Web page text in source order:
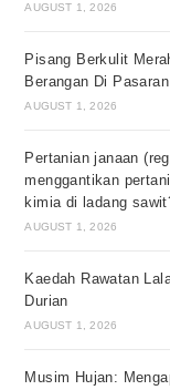
AUGUST 1, 2026
Pisang Berkulit
Berangan Di
AUGUST 1, 2026
Pertanian janaan
menggantikan
kimia di ladang
AUGUST 1, 2026
Kaedah Rawatan
Durian
AUGUST 1, 2026
Musim Hujan: